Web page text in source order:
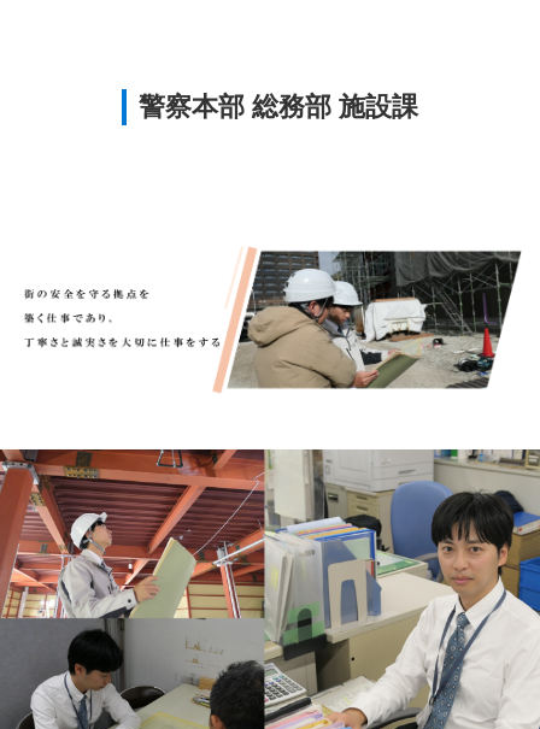
警察本部 総務部 施設課